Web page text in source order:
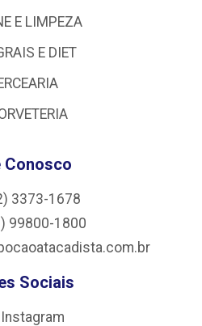
E LIMPEZA
E DIET
Conosco
3373-1678
99800-1800
Sociais
Instagram